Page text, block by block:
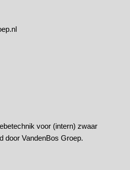
voor (intern) zwaar
door VandenBos Groep.